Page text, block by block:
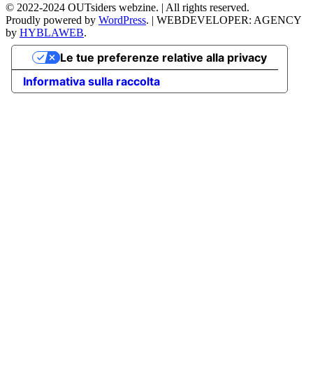
© 2022-2024 OUTsiders webzine. | All rights reserved.
Proudly powered by WordPress. | WEBDEVELOPER: AGENCY
by HYBLAWEB.
Informativa sulla raccolta
Le tue preferenze relative alla privacy